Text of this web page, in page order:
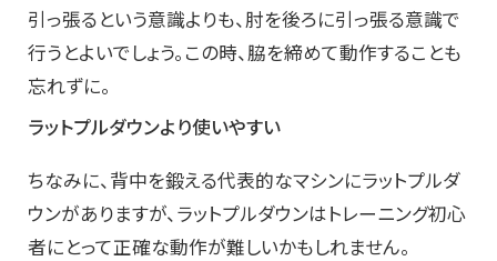
引っ張るという意識よりも、肘を後ろに引っ張る意識で
行うとよいでしょう。この時、脇を締めて動作することも
忘れずに。
ラットプルダウンより使いやすい
ちなみに、背中を鍛える代表的なマシンにラットプルダ
ウンがありますが、ラットプルダウンはトレーニング初心
者にとって正確な動作が難しいかもしれません。